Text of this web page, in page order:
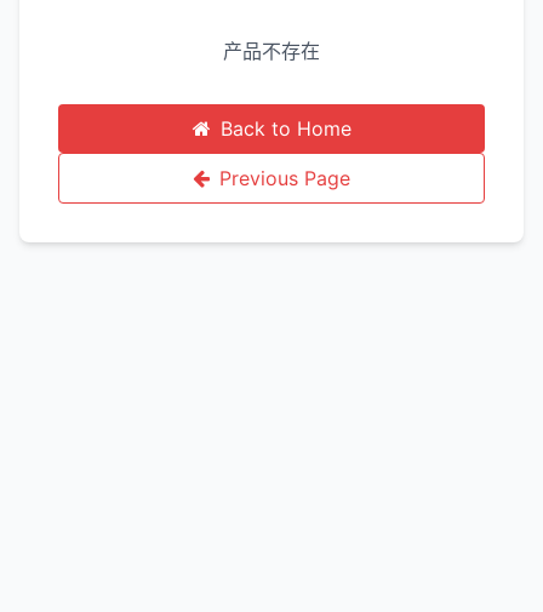
产品不存在
Back to Home
Previous Page